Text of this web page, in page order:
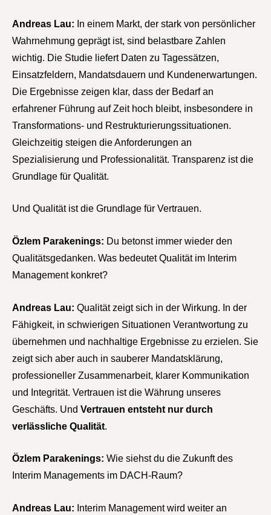
Andreas Lau: In einem Markt, der stark von persönlicher
Wahrnehmung geprägt ist, sind belastbare Zahlen
wichtig. Die Studie liefert Daten zu Tagessätzen,
Einsatzfeldern, Mandatsdauern und Kundenerwartungen.
Die Ergebnisse zeigen klar, dass der Bedarf an
erfahrener Führung auf Zeit hoch bleibt, insbesondere in
Transformations- und Restrukturierungssituationen.
Gleichzeitig steigen die Anforderungen an
Spezialisierung und Professionalität. Transparenz ist die
Grundlage für Qualität.
Und Qualität ist die Grundlage für Vertrauen.
Özlem Parakenings: Du betonst immer wieder den
Qualitätsgedanken. Was bedeutet Qualität im Interim
Management konkret?
Andreas Lau: Qualität zeigt sich in der Wirkung. In der
Fähigkeit, in schwierigen Situationen Verantwortung zu
übernehmen und nachhaltige Ergebnisse zu erzielen. Sie
zeigt sich aber auch in sauberer Mandatsklärung,
professioneller Zusammenarbeit, klarer Kommunikation
und Integrität. Vertrauen ist die Währung unseres
Geschäfts. Und Vertrauen entsteht nur durch
verlässliche Qualität.
Özlem Parakenings: Wie siehst du die Zukunft des
Interim Managements im DACH-Raum?
Andreas Lau: Interim Management wird weiter an